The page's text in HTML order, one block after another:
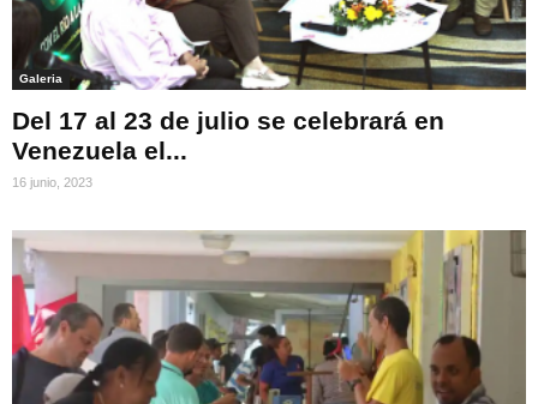
Galeria
Del 17 al 23 de julio se celebrará en
Venezuela el...
16 junio, 2023